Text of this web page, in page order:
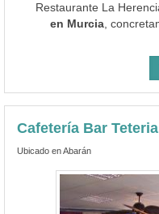
Restaurante La
en Murcia,
Cafetería Bar
Ubicado en Abarán